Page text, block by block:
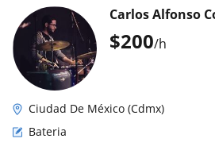
$200/h
Carlos Alfonso
Ciudad De México (Cdmx)
Bateria